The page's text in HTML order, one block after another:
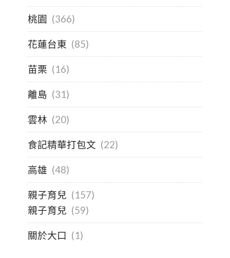
桃園 (366)
花蓮台東 (85)
苗栗 (16)
離島 (31)
雲林 (20)
食記精華打包文 (22)
高雄 (48)
親子育兒 (157)
親子育兒 (59)
關於大口 (1)